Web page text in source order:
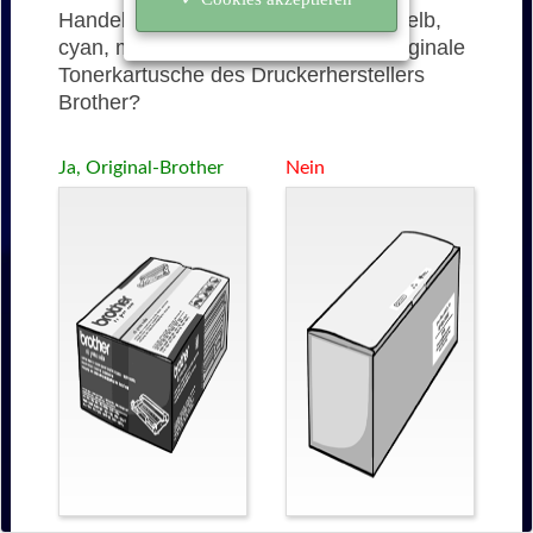
Handelt es sich bei der DR-421CL (gelb,
cyan, magenta, schwarz) um eine originale
Tonerkartusche des Druckerherstellers
Brother?
Ja, Original-Brother Nein